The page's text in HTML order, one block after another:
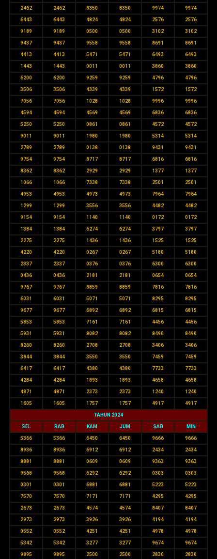
2462 2462 8350 8350 9974 9974
6443 6443 4824 4824 2576 2576
9189 9189 0500 0500 3102 3102
9437 9437 9558 9558 8691 8691
4413 4413 5471 5471 6493 6493
1443 1443 0011 0011 3860 3860
6200 6200 9259 9259 4796 4796
3506 3506 4339 4339 1572 1572
7056 7056 1028 1028 9996 9996
4594 4594 4569 4569 6836 6836
5250 5250 0861 0861 4572 4572
9011 9011 1980 1980 5314 5314
2789 2789 0138 0138 9431 9431
9754 9754 8717 8717 6816 6816
8362 8362 2929 2929 1377 1377
1066 1066 7338 7338 2501 2501
4953 4953 4973 4973 7964 7964
1299 1299 3556 3556 4482 4482
9154 9154 1140 1140 0172 0172
1384 1384 6274 6274 3797 3797
2275 2275 1436 1436 1525 1525
4220 4220 0267 0267 5180 5180
2337 2337 0376 0376 6300 6300
0436 0436 2181 2181 0654 0654
9767 9767 8859 8859 7816 7816
6031 6031 5071 5071 8295 8295
9677 9677 6892 6892 6815 6815
5853 5853 7161 7161 4456 4456
5931 5931 8082 8082 8490 8490
8260 8260 2708 2708 3406 3406
3844 3844 3550 3550 7459 7459
6417 6417 4380 4380 7733 7733
4284 4284 1893 1893 4658 4658
4871 4871 2373 2373 1240 1240
1605 1605 1757 1757 4917 4917
TAHUN 2024
SEL RAB KAM JUM SAB MIN
5366 5366 6450 6450 9666 9666
8936 8936 6912 6912 2434 2434
8881 8881 0609 0609 9363 9363
9568 9568 6292 6292 0303 0303
0301 0301 6881 6881 5223 5223
7570 7570 7171 7171 4295 4295
2673 2673 4574 4574 8407 8407
2973 2973 3926 3926 4194 4194
0552 0552 4251 4251 4978 4978
5342 5342 3277 3277 9674 9674
9895 9895 2500 2500 2830 2830